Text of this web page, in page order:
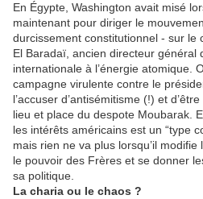
En Égypte, Washington avait misé
maintenant pour diriger le
durcissement constitutionnel - sur le
El Baradaï, ancien directeur général
internationale à l’énergie atomique.
campagne virulente contre le
l’accuser d’antisémitisme (!) et
lieu et place du despote Moubarak.
les intérêts américains est un “type
mais rien ne va plus lorsqu’il
le pouvoir des Frères et se donner
sa politique.
La charia ou le chaos ?